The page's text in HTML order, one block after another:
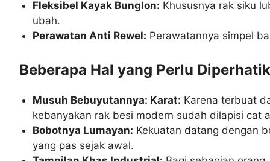
Fleksibel Kayak Bunglon: Khususnya rak siku
ubah.
Perawatan Anti Rewel: Perawatannya simpel
Beberapa Hal yang Perlu
Musuh Bebuyutannya: Karat: Karena terbuat
kebanyakan rak besi modern sudah dilapisi cat
Bobotnya Lumayan: Kekuatan datang dengan
yang pas sejak awal.